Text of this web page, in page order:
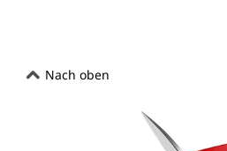
Nach oben